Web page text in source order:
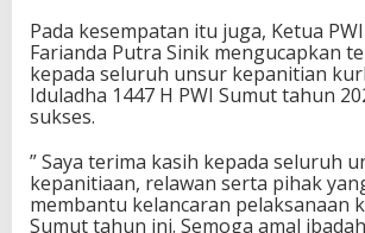
Pada kesempatan itu juga, Ketua
Farianda Putra Sinik mengucapkan
kepada seluruh unsur kepanitian
Iduladha 1447 H PWI Sumut tahun
sukses.
” Saya terima kasih kepada seluruh
kepanitiaan, relawan serta pihak
membantu kelancaran pelaksanaan
Sumut tahun ini. Semoga amal